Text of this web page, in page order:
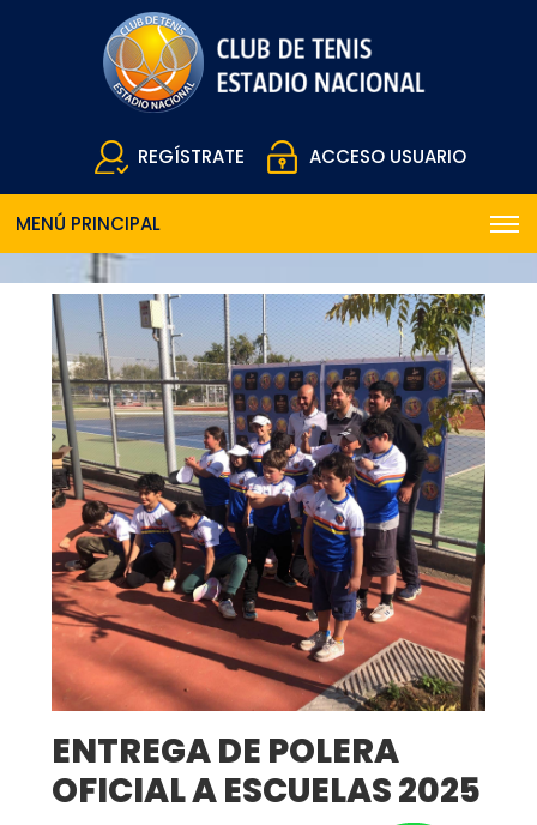
REGÍSTRATE ACCESO USUARIO
MENÚ PRINCIPAL
ENTREGA DE POLERA
OFICIAL A ESCUELAS 2025